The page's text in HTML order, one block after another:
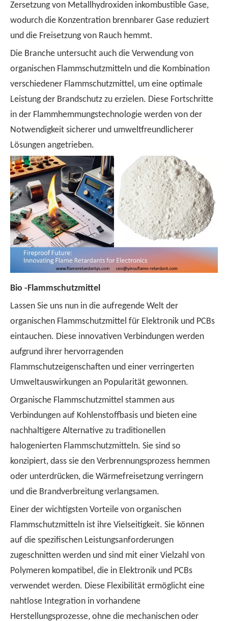
Zersetzung von Metallhydroxiden inkombustible Gase,
wodurch die Konzentration brennbarer Gase reduziert
und die Freisetzung von Rauch hemmt.
Die Branche untersucht auch die Verwendung von
organischen Flammschutzmitteln und die Kombination
verschiedener Flammschutzmittel, um eine optimale
Leistung der Brandschutz zu erzielen. Diese Fortschritte
in der Flammhemmungstechnologie werden von der
Notwendigkeit sicherer und umweltfreundlicherer
Lösungen angetrieben.
Bio -Flammschutzmittel
Lassen Sie uns nun in die aufregende Welt der
organischen Flammschutzmittel für Elektronik und PCBs
eintauchen. Diese innovativen Verbindungen werden
aufgrund ihrer hervorragenden
Flammschutzeigenschaften und einer verringerten
Umweltauswirkungen an Popularität gewonnen.
Organische Flammschutzmittel stammen aus
Verbindungen auf Kohlenstoffbasis und bieten eine
nachhaltigere Alternative zu traditionellen
halogenierten Flammschutzmitteln. Sie sind so
konzipiert, dass sie den Verbrennungsprozess hemmen
oder unterdrücken, die Wärmefreisetzung verringern
und die Brandverbreitung verlangsamen.
Einer der wichtigsten Vorteile von organischen
Flammschutzmitteln ist ihre Vielseitigkeit. Sie können
auf die spezifischen Leistungsanforderungen
zugeschnitten werden und sind mit einer Vielzahl von
Polymeren kompatibel, die in Elektronik und PCBs
verwendet werden. Diese Flexibilität ermöglicht eine
nahtlose Integration in vorhandene
Herstellungsprozesse, ohne die mechanischen oder